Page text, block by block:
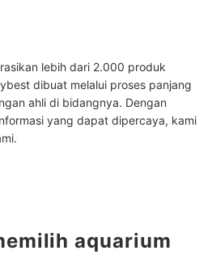
lebih dari 2.000 produk
dibuat melalui proses panjang
ahli di bidangnya. Dengan
yang dapat dipercaya, kami
aquarium